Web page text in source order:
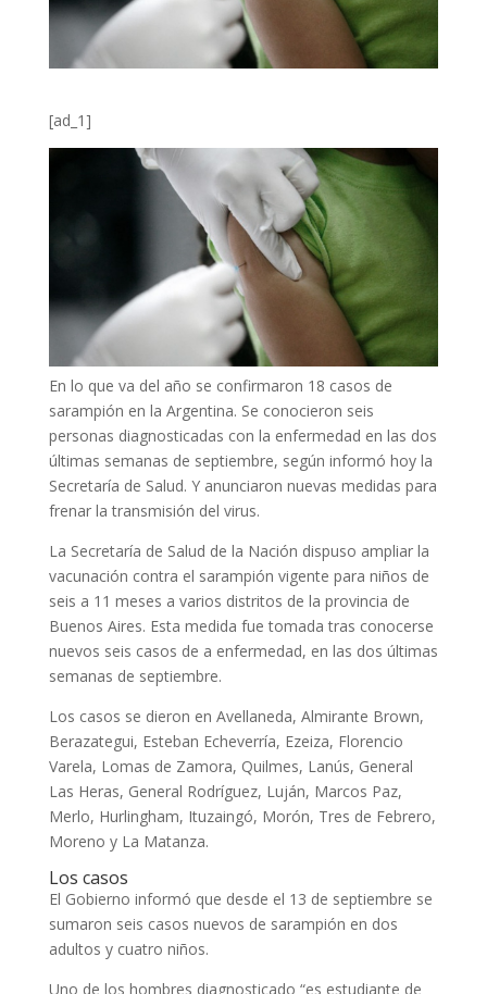
[ad_1]
En lo que va del año se confirmaron 18 casos de
sarampión en la Argentina. Se conocieron seis
personas diagnosticadas con la enfermedad en las dos
últimas semanas de septiembre, según informó hoy la
Secretaría de Salud. Y anunciaron nuevas medidas para
frenar la transmisión del virus.
La Secretaría de Salud de la Nación dispuso ampliar la
vacunación contra el sarampión vigente para niños de
seis a 11 meses a varios distritos de la provincia de
Buenos Aires. Esta medida fue tomada tras conocerse
nuevos seis casos de a enfermedad, en las dos últimas
semanas de septiembre.
Los casos se dieron en Avellaneda, Almirante Brown,
Berazategui, Esteban Echeverría, Ezeiza, Florencio
Varela, Lomas de Zamora, Quilmes, Lanús, General
Las Heras, General Rodríguez, Luján, Marcos Paz,
Merlo, Hurlingham, Ituzaingó, Morón, Tres de Febrero,
Moreno y La Matanza.
Los casos
El Gobierno informó que desde el 13 de septiembre se
sumaron seis casos nuevos de sarampión en dos
adultos y cuatro niños.
Uno de los hombres diagnosticado “es estudiante de